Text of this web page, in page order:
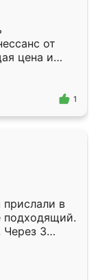
от
цена и
Приехавший
1
прислали в
подходящий.
Через 3